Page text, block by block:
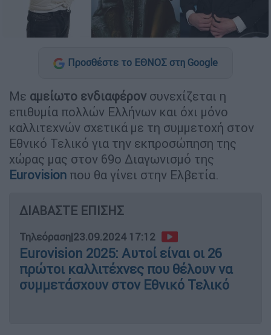
Προσθέστε το ΕΘΝΟΣ στη Google
Με αμείωτο ενδιαφέρον συνεχίζεται η
επιθυμία πολλών Ελλήνων και όχι μόνο
καλλιτεχνών σχετικά με τη συμμετοχή στον
Εθνικό Τελικό για την εκπροσώπηση της
χώρας μας στον 69ο Διαγωνισμό της
Eurovision που θα γίνει στην Ελβετία.
ΔΙΑΒΑΣΤΕ ΕΠΙΣΗΣ
Τηλεόραση|23.09.2024 17:12
Eurovision 2025: Αυτοί είναι οι 26
πρώτοι καλλιτέχνες που θέλουν να
συμμετάσχουν στον Εθνικό Τελικό